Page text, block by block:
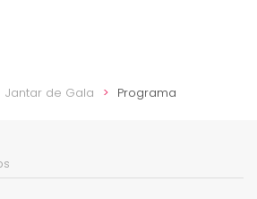
Jantar de Gala Programa